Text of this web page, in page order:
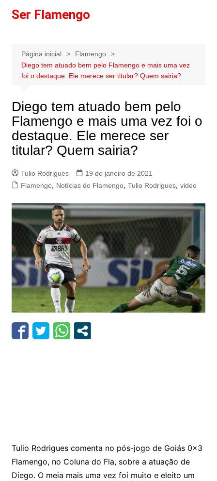
paraSer Flamengo
Página inicial
Flamengo
Diego tem atuado bem pelo Flamengo e mais uma vez
foi o destaque. Ele merece ser titular? Quem sairia?
Diego tem atuado bem pelo
Flamengo e mais uma vez foi o
destaque. Ele merece ser
titular? Quem sairia?
Tulio Rodrigues
19 de janeiro de 2021
Flamengo, Notícias do Flamengo, Tulio Rodrigues, video
Tulio Rodrigues comenta no pós-jogo de Goiás 0x3
Flamengo, no Coluna do Fla, sobre a atuação de
Diego. O meia mais uma vez foi muito e eleito um